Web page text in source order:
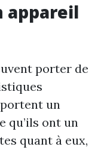
appareil
porter de
un
qu’ils ont un
quant à eux,